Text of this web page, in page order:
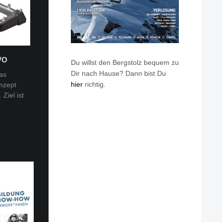
Ziel ist
Tobi
Van
Du willst den Bergstolz bequem zu
Dir nach Hause? Dann bist Du
hierrichtig.